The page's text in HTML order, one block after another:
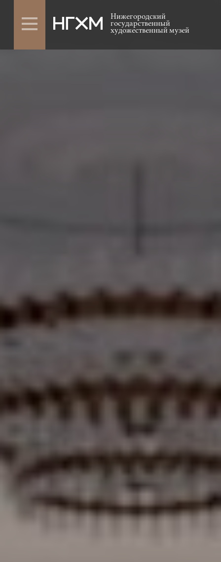
Нижегородский
государственный
художественный музей